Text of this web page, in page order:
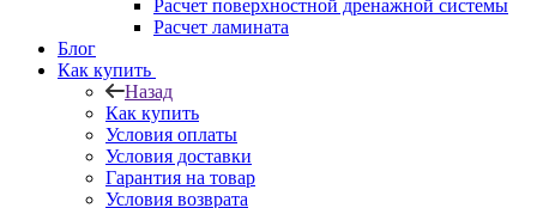
Расчет поверхностной дренажной системы
Расчет ламината
Блог
Как купить
Назад
Как купить
Условия оплаты
Условия доставки
Гарантия на товар
Условия возврата